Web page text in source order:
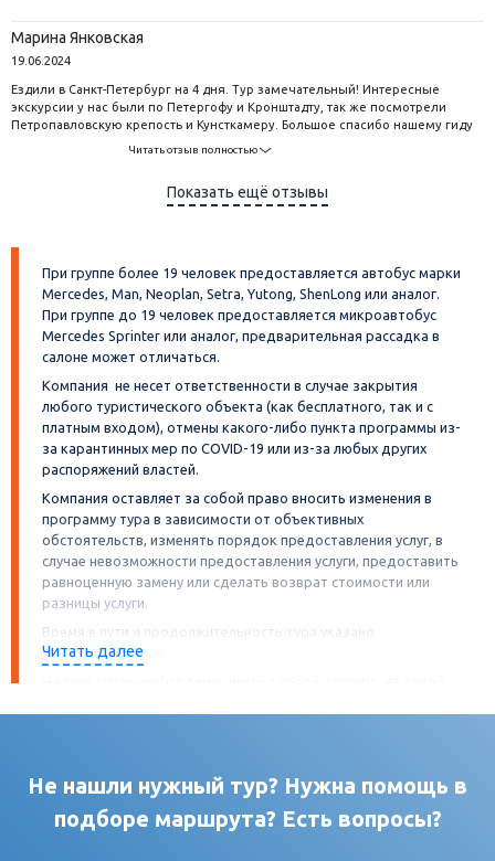
Марина Янковская
19.06.2024
Ездили в Санкт-Петербург на 4 дня. Тур замечательный! Интересные
экскурсии у нас были по Петергофу и Кронштадту, так же посмотрели
Петропавловскую крепость и Кунсткамеру. Большое спасибо нашему гиду
Читать отзыв полностью
Показать ещё отзывы
При группе более 19 человек предоставляется автобус марки
Mercedes, Man, Neoplan, Setra, Yutong, ShenLong или аналог.
При группе до 19 человек предоставляется микроавтобус
Mercedes Sprinter или аналог, предварительная рассадка в
салоне может отличаться.
Компания не несет ответственности в случае закрытия
любого туристического объекта (как бесплатного, так и с
платным входом), отмены какого-либо пункта программы из-
за карантинных мер по COVID-19 или из-за любых других
распоряжений властей.
Компания оставляет за собой право вносить изменения в
программу тура в зависимости от объективных
обстоятельств, изменять порядок предоставления услуг, в
случае невозможности предоставления услуги, предоставить
равноценную замену или сделать возврат стоимости или
разницы услуги.
Время в пути и продолжительность тура указано
ориентировочное.
зависимости от ограничений введённых регионом/
страной). Иностранные граждане должны иметь при
себе миграционную карту.
Читать далее
Не нашли нужный тур? Нужна помощь в
подборе маршрута? Есть вопросы?